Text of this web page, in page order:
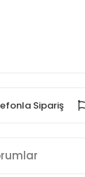
Sipariş